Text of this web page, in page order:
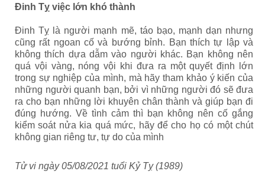
Đinh Tỵ việc lớn khó thành
Đinh Tỵ là người mạnh mẽ, táo bạo, mạnh dạn nhưng
cũng rất ngoan cố và bướng bỉnh. Bạn thích tự lập và
không thích dựa dẫm vào người khác. Bạn không nên
quá vội vàng, nóng vội khi đưa ra một quyết định lớn
trong sự nghiệp của mình, mà hãy tham khảo ý kiến của
những người quanh bạn, bởi vì những người đó sẽ đưa
ra cho bạn những lời khuyên chân thành và giúp bạn đi
đúng hướng. Về tình cảm thì bạn không nên cố gắng
kiểm soát nửa kia quá mức, hãy để cho họ có một chút
không gian riêng tư, tự do của mình
Tử vi ngày05/08/2021 tuổi Kỷ Tỵ (1989)